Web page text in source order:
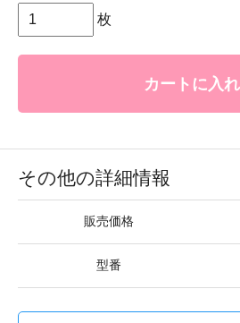
枚
カートに入
その他の詳細情報
販売価格
型番